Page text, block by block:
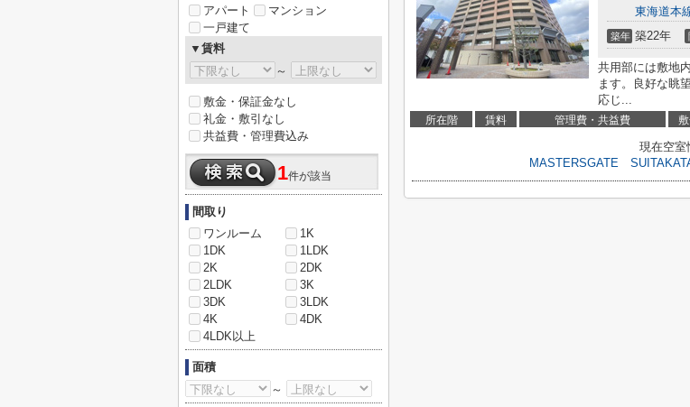
東海道本
築年 築22年
共用部には敷地
ます。良好な眺
応じ...
所在階 賃料 管理費・共益費
現在空室
MASTERSGATE
アパート
マンション
一戸建て
▼賃料
～
敷金・保証金なし
礼金・敷引なし
共益費・管理費込み
1件が該当
間取り
ワンルーム
1K
1DK
1LDK
2K
2DK
2LDK
3K
3DK
3LDK
4K
4DK
4LDK以上
面積
～